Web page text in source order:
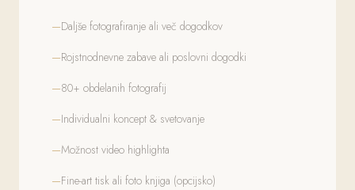
Daljše fotografiranje ali več dogodkov
Rojstnodnevne zabave ali poslovni dogodki
80+ obdelanih fotografij
Individualni koncept & svetovanje
Možnost video highlighta
Fine-art tisk ali foto knjiga (opcijsko)